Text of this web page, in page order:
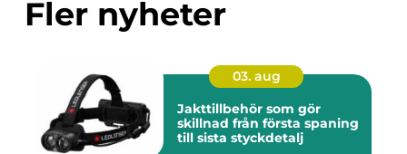
Fler nyheter
03. aug
Jakttillbehör som gör
skillnad från första spaning
till sista styckdetalj